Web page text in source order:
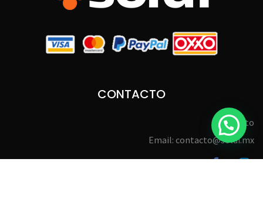
CONTACTO
Contacto
Email: contacto@soldi.mx